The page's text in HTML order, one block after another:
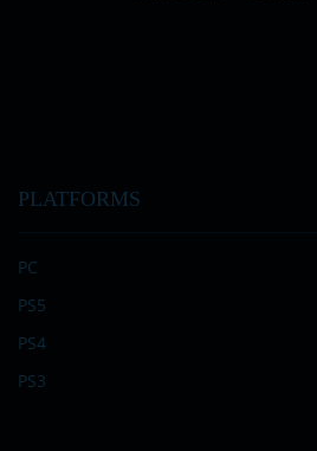
PLATFORMS
PC
PS5
PS4
PS3